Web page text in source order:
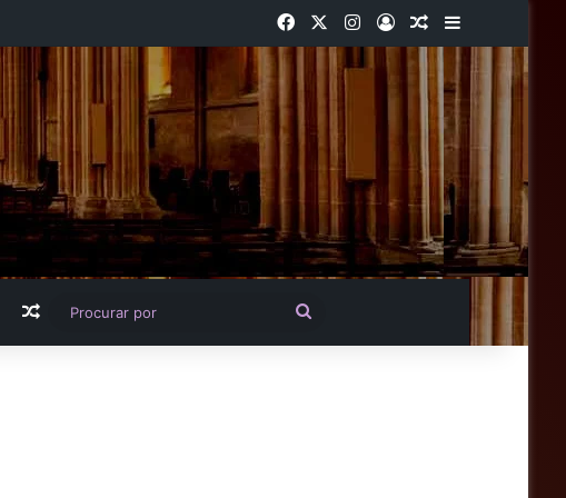
FacebookInstagram
EntrarArtigo aleatório
Barra
Artigo aleatório
por